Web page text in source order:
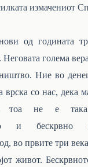
измачениот
одгодината
голема
Ние во
врска со нас, дека
тоа не е
и бескрвно
во првите три века
живот.